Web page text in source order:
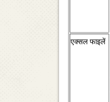
एक्‍सल फाइलें